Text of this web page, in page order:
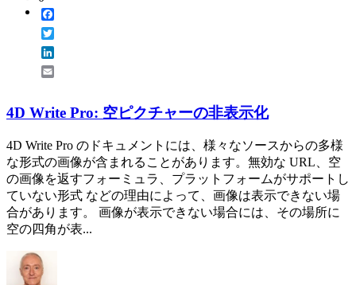
4D Write Pro: 空ピクチャーの非表示化
4D Write Pro のドキュメントには、様々なソースからの多様
な形式の画像が含まれることがあります。無効な URL、空
の画像を返すフォーミュラ、プラットフォームがサポートし
ていない形式 などの理由によって、画像は表示できない場
合があります。 画像が表示できない場合には、その場所に
空の四角が表...